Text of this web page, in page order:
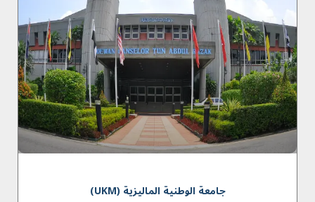
جامعة الوطنية الماليزية (UKM)